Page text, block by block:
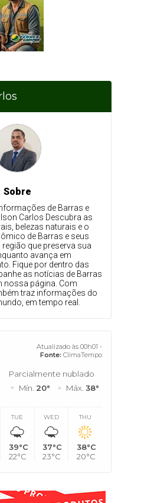
Sobre
de Barras e
Carlos Descubra as
belezas naturais e o
de Barras e seus
que preserva sua
avança em
Fique por dentro das
as notícias de Barras
nossa página. Com
traz informações do
em tempo real.
Atualizado às 00h01 -
Fonte: ClimaTempo
Parcialmente nublado
Mín. 20° Máx. 38°
TUE
39°C
22°C
WED
37°C
23°C
THU
38°C
20°C